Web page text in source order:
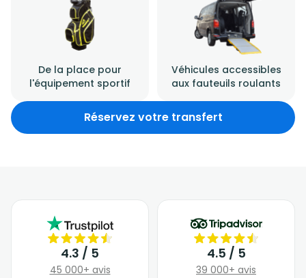
De la place pour
l'équipement sportif
Véhicules accessibles
aux fauteuils roulants
Réservez votre transfert
4.3 / 5
45 000+ avis
4.5 / 5
39 000+ avis